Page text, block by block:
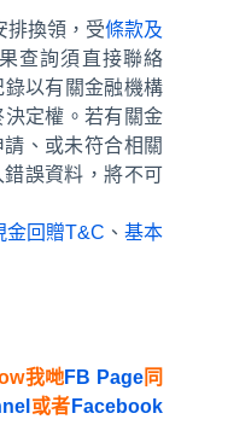
排換領，受條款及
查詢須直接聯絡
以有關金融機構
定權。若有關金
、或未符合相關
誤資料，將不可
金回贈T&C 、基本
我哋FB Page同
或者 Facebook